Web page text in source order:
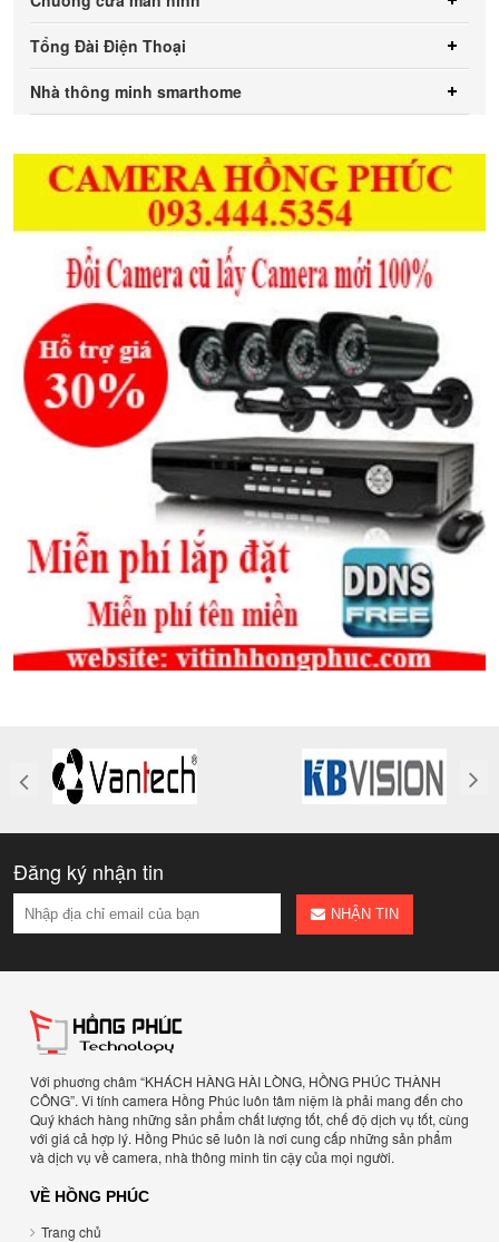
Tổng Đài Điện Thoại
Nhà thông minh smarthome
Đăng ký nhận tin
NHẬN TIN
Với phuơng châm “KHÁCH HÀNG HÀI LÒNG, HỒNG PHÚC THÀNH
CÔNG”. Vi tính camera Hồng Phúc luôn tâm niệm là phải mang đến cho
Quý khách hàng những sản phẩm chất lượng tốt, chế độ dịch vụ tốt, cùng
với giá cả hợp lý. Hồng Phúc sẽ luôn là nơi cung cấp những sản phẩm
và dịch vụ về camera, nhà thông minh tin cậy của mọi người.
VỀ HỒNG PHÚC
Trang chủ